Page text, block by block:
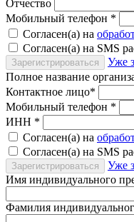
Отчество
Мобильный телефон *
Согласен(а) на
Согласен(а) на SMS
Зарегистрироваться
Уже
Полное название
Контактное лицо*
Мобильный телефон *
ИНН *
Согласен(а) на
Согласен(а) на SMS
Зарегистрироваться
Уже
Имя индивидуального
Фамилия